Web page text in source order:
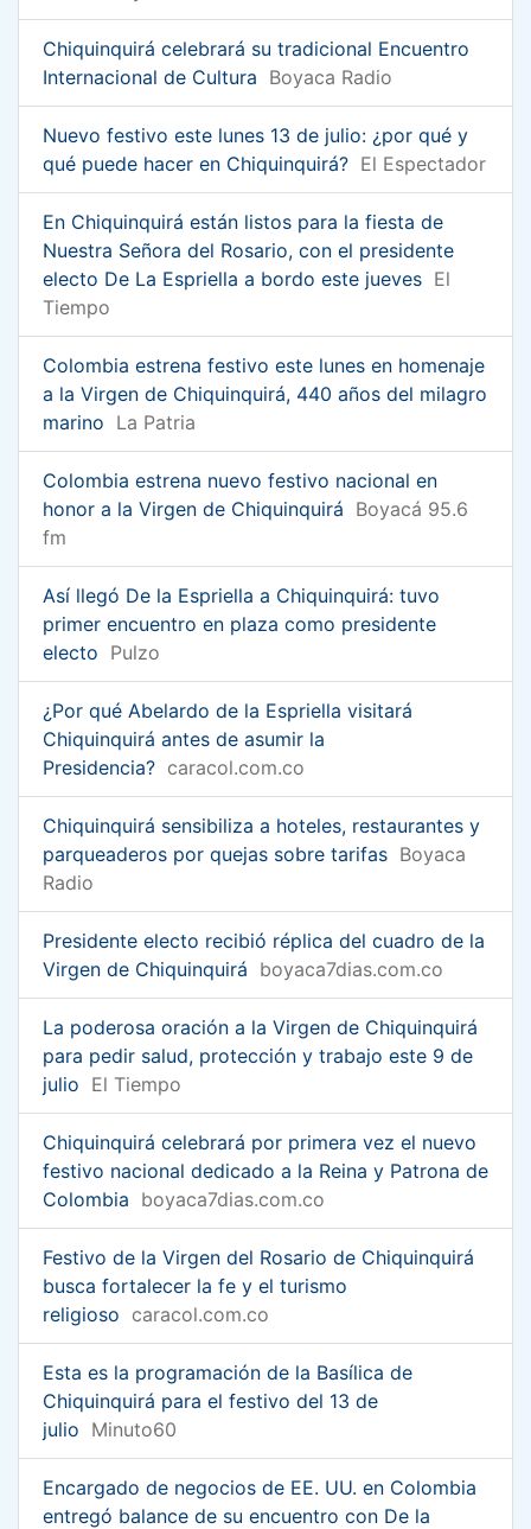
Chiquinquirá celebrará su tradicional Encuentro
Internacional de Cultura Boyaca Radio
Nuevo festivo este lunes 13 de julio: ¿por qué y
qué puede hacer en Chiquinquirá? El Espectador
En Chiquinquirá están listos para la fiesta de
Nuestra Señora del Rosario, con el presidente
electo De La Espriella a bordo este jueves El
Tiempo
Colombia estrena festivo este lunes en homenaje
a la Virgen de Chiquinquirá, 440 años del milagro
marino La Patria
Colombia estrena nuevo festivo nacional en
honor a la Virgen de Chiquinquirá Boyacá 95.6
fm
Así llegó De la Espriella a Chiquinquirá: tuvo
primer encuentro en plaza como presidente
electo Pulzo
¿Por qué Abelardo de la Espriella visitará
Chiquinquirá antes de asumir la
Presidencia? caracol.com.co
Chiquinquirá sensibiliza a hoteles, restaurantes y
parqueaderos por quejas sobre tarifas Boyaca
Radio
Presidente electo recibió réplica del cuadro de la
Virgen de Chiquinquirá boyaca7dias.com.co
La poderosa oración a la Virgen de Chiquinquirá
para pedir salud, protección y trabajo este 9 de
julio El Tiempo
Chiquinquirá celebrará por primera vez el nuevo
festivo nacional dedicado a la Reina y Patrona de
Colombia boyaca7dias.com.co
Festivo de la Virgen del Rosario de Chiquinquirá
busca fortalecer la fe y el turismo
religioso caracol.com.co
Esta es la programación de la Basílica de
Chiquinquirá para el festivo del 13 de
julio Minuto60
Encargado de negocios de EE. UU. en Colombia
entregó balance de su encuentro con De la